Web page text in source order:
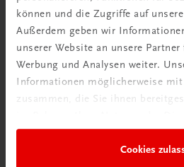
können und die Zugriffe auf
Außerdem geben wir
unserer Website an unsere
Werbung und Analysen weiter.
Informationen möglicherweise mit
zusammen, die Sie ihnen
Cookies
Wir über
Wir sind ein österreichisches
75 Mitarbeiterinnen und
Begeisterung für
mehr